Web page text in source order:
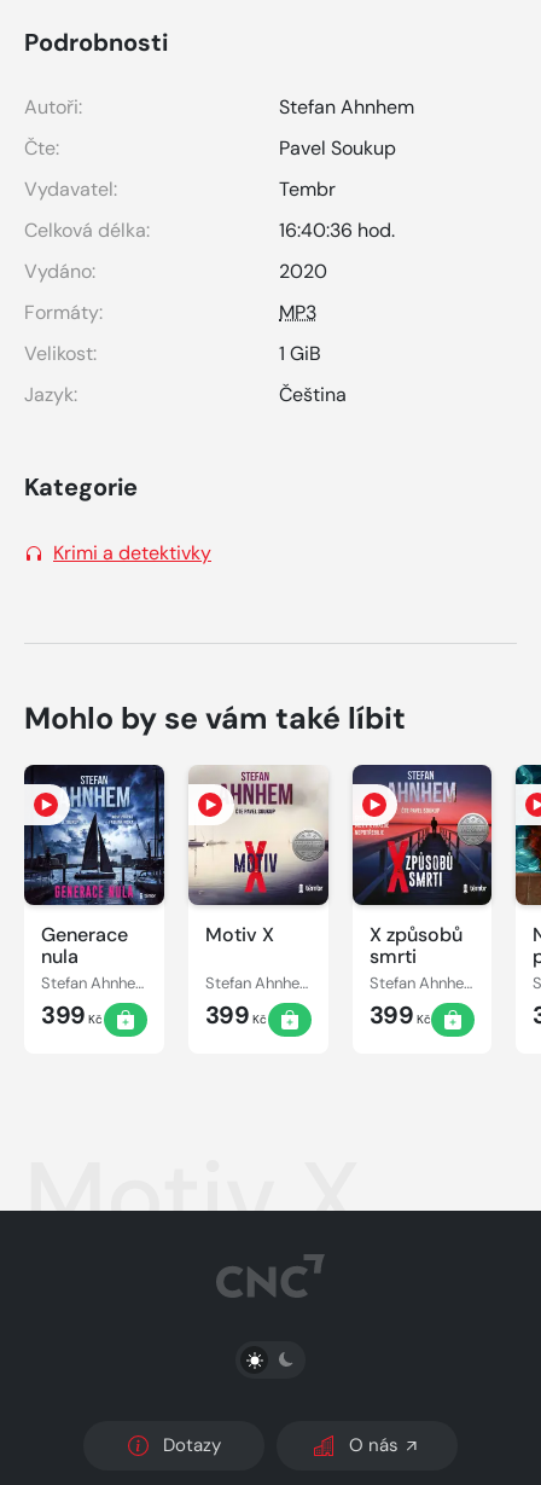
Podrobnosti
Autoři:
Stefan Ahnhem
Čte:
Pavel Soukup
Vydavatel:
Tembr
Celková délka:
16:40:36 hod.
Vydáno:
2020
Formáty:
MP3
Velikost:
1 GiB
Jazyk:
Čeština
Kategorie
Krimi a detektivky
Mohlo by se vám také líbit
Generace
nula
Stefan Ahnhem
399 Kč
Motiv X
Stefan Ahnhem
399 Kč
X způsobů
smrti
Stefan Ahnhem
399 Kč
Motiv X
PŘEPNOUT SVĚTLÝ/TMAVÝ REŽIM
Dotazy O nás